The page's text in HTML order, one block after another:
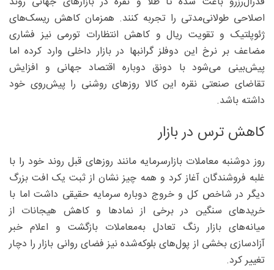
اصلاحی طولانی‌مدتی را تجربه کنند. همزمان کاهش ریسک‌های
ژئوپلتیک و تقویت ریال و کاهش انتظارات تورمی نیز فشاری
مضاعف بر نرخ این دوفلز گرانبها در بازار داخلی وارد کرده اما
پیش‌بینی می‌شود با دونق دوباره اقتصاد جهانی و افزایش
تقاضای صنعتی نقره این کالا روزهای روشنی را پیش‌روی خود
داشته باشد.
کاهش ترس در بازار
روز دوشنبه معاملات بازارسرمایه مانند روزهای قبل روند خود را با
غلبه فروشندگان آغاز کرد و همه چیز نشان از ثبت یک افت بزرگ
دیگر در شاخص کل و خروج دوباره سرمایه حقیقی داشت اما با
خریدهای سنگین در برخی از نمادها و کاهش هیجانات از
میانه‌های بازار رنگ تعادل به‌معاملات بازگشت و اعلام خبر
آزادسازی بخشی از پول‌های بلوکه‌شده نیز فضای روانی بازار را دچار
تغییر کرد.